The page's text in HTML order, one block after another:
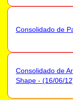
Consolidado de
Consolidado de
Shape - (16/06/